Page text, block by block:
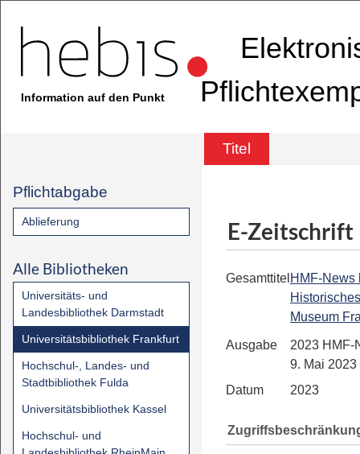
Information auf den Punkt
Titel
Pflichtabgabe
Ablieferung
Alle Bibliotheken
Universitäts- und
Landesbibliothek Darmstadt
Universitätsbibliothek Frankfurt
Hochschul-, Landes- und
Stadtbibliothek Fulda
Universitätsbibliothek Kassel
Hochschul- und
E-Zeitschrift
Gesamttitel HMF-News
Historisches
Museum
Ausgabe
2023 HMF-
9. Mai 2023
Datum
2023